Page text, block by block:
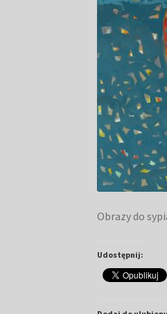
Obrazy do
Udostępnij: